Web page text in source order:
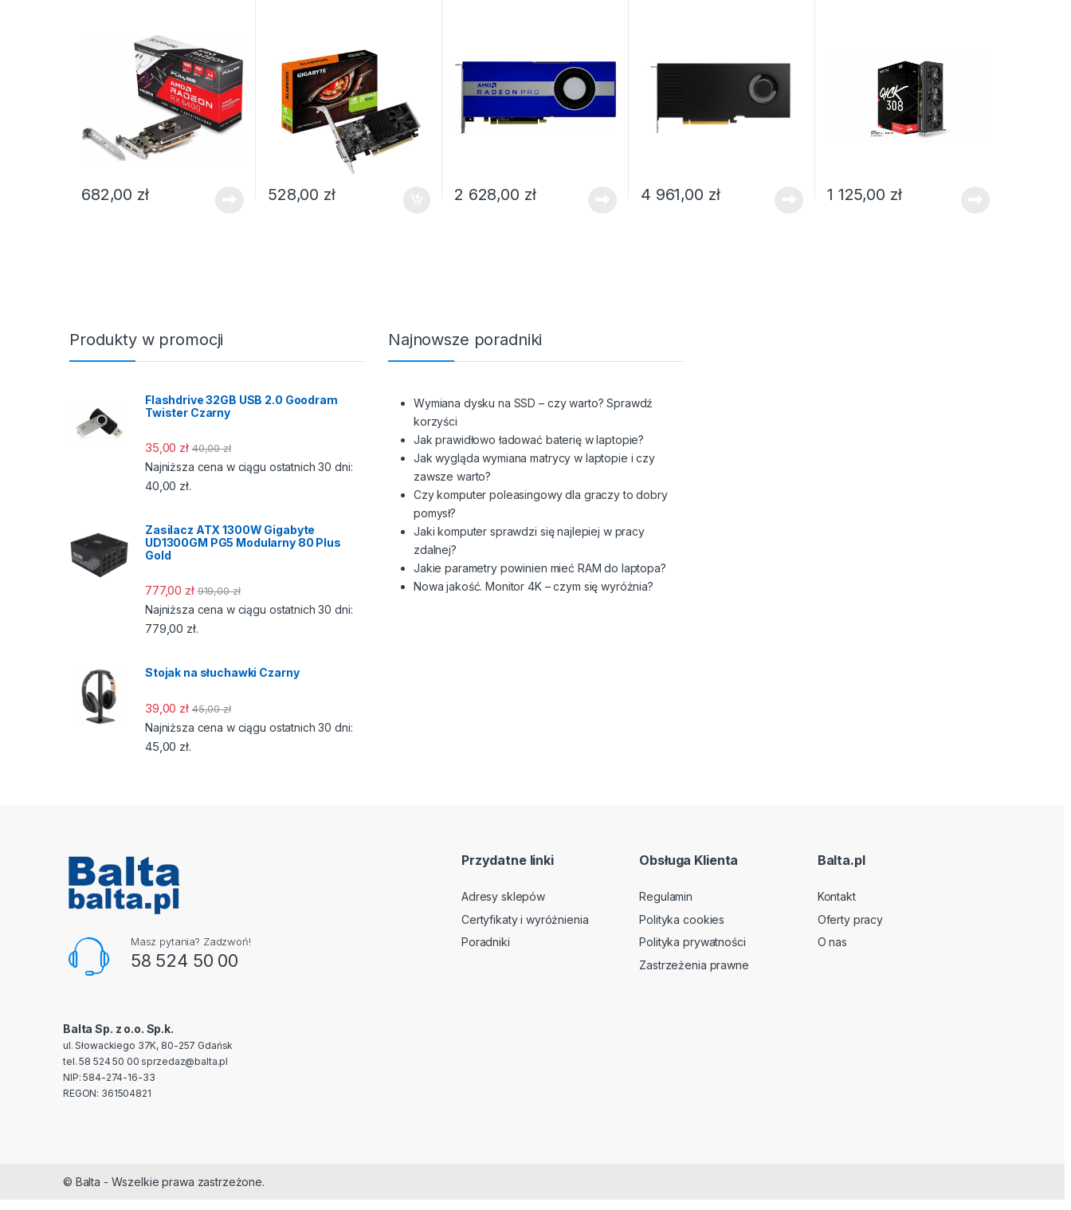
682,00 zł 528,00 zł 2 628,00 zł 4 961,00 zł 1 125,00 zł
Produkty w promocji
Flashdrive 32GB USB 2.0 Goodram
Twister Czarny
35,00 zł 40,00zł
Najniższa cena w ciągu ostatnich 30 dni:
40,00 zł.
Zasilacz ATX 1300W Gigabyte
UD1300GM PG5 Modularny 80 Plus
Gold
777,00 zł 919,00zł
Najniższa cena w ciągu ostatnich 30 dni:
779,00 zł.
Stojak na słuchawki Czarny
39,00 zł 45,00zł
Najniższa cena w ciągu ostatnich 30 dni:
45,00 zł.
Najnowsze poradniki
Wymiana dysku na SSD – czy warto? Sprawdź
korzyści
Jak prawidłowo ładować baterię w laptopie?
Jak wygląda wymiana matrycy w laptopie i czy
zawsze warto?
Czy komputer poleasingowy dla graczy to dobry
pomysł?
Jaki komputer sprawdzi się najlepiej w pracy
zdalnej?
Jakie parametry powinien mieć RAM do laptopa?
Nowa jakość. Monitor 4K – czym się wyróżnia?
Masz pytania? Zadzwoń!
58 524 50 00
Balta Sp. z o.o. Sp.k.
ul. Słowackiego 37K, 80-257 Gdańsk
tel. 58 524 50 00sprzedaz@balta.pl
NIP: 584-274-16-33
REGON: 361504821
Przydatne linki
Adresy sklepów
Certyfikaty i wyróżnienia
Poradniki
Obsługa Klienta
Regulamin
Polityka cookies
Polityka prywatności
Zastrzeżenia prawne
Balta.pl
Kontakt
Oferty pracy
O nas
© Balta - Wszelkie prawa zastrzeżone.